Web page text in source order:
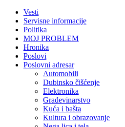
Vesti
Servisne informacije
Politika
MOJ PROBLEM
Hronika
Poslovi
Poslovni adresar
Automobili
Dubinsko čišćenje
Elektronika
Građevinarstvo
Kuća i bašta
Kultura i obrazovanje